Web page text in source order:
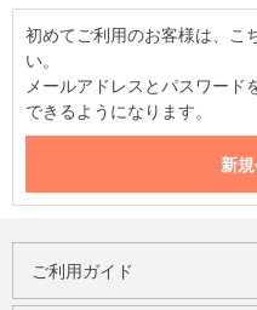
初めてご利用のお客様は、こ
い。
メールアドレスとパスワー
できるようになります。
ご利用ガイド